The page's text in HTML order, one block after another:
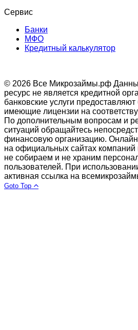
Сервис
Банки
МФО
Кредитный калькулятор
© 2026 Все Микрозаймы.рф
ресурс не является кредитной
банковские услуги
имеющие лицензии на
По дополнительным вопросам и
ситуаций обращайтесь
финансовую организацию.
на официальных сайтах
не собираем и не храним
пользователей. При
активная ссылка на
Goto Top